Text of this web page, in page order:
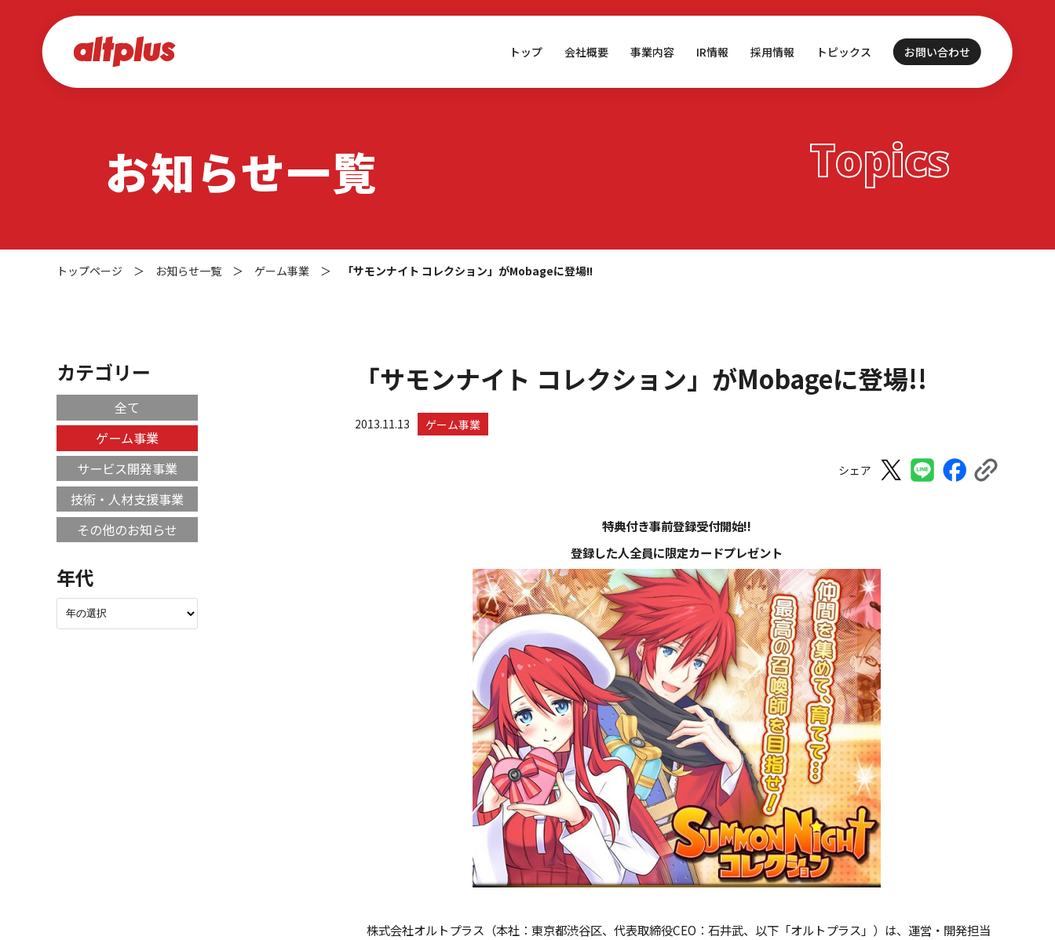
トップ 会社概要 事業内容 IR情報 採用情報 トピックス お問い合わせ
お知らせ一覧 Topics
トップページ ＞ お知らせ一覧 ＞ ゲーム事業 ＞ 「サモンナイト コレクション」がMobageに登場!!
「サモンナイト コレクション」がMobageに登場!!
2013.11.13 ゲーム事業
シェア
特典付き事前登録受付開始!!
登録した人全員に限定カードプレゼント
株式会社オルトプラス（本社：東京都渋谷区、代表取締役CEO：石井武、以下「オルトプラス」）は、運営・開発担当
カテゴリー
全て
ゲーム事業
サービス開発事業
技術・人材支援事業
その他のお知らせ
年代